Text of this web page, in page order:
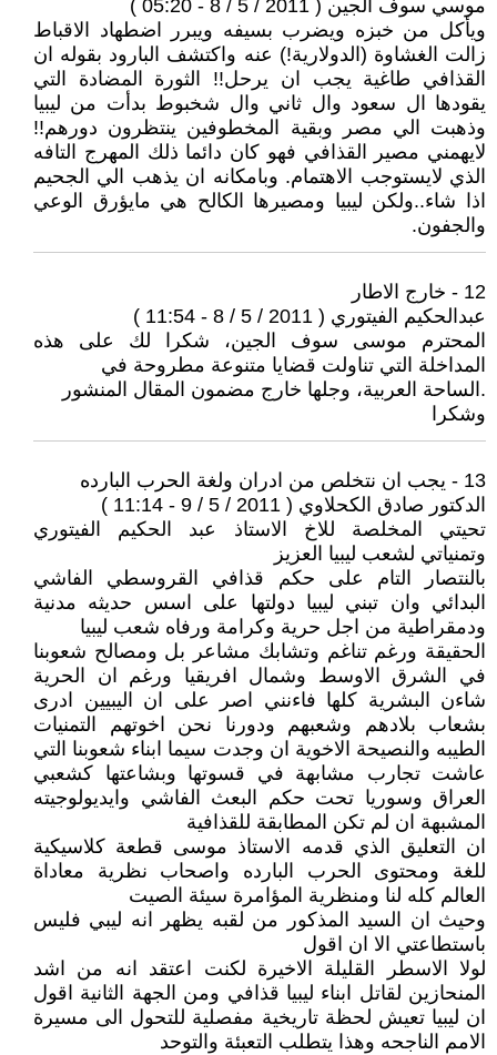
موسي سوف الجين ( 2011 / 5 / 8 - 05:20 )
ويأكل من خبزه ويضرب بسيفه ويبرر اضطهاد الاقباط
زالت الغشاوة (الدولارية!) عنه واكتشف البارود بقوله ان
القذافي طاغية يجب ان يرحل!! الثورة المضادة التي
يقودها ال سعود وال ثاني وال شخبوط بدأت من ليبيا
وذهبت الي مصر وبقية المخطوفين ينتظرون دورهم!!
لايهمني مصير القذافي فهو كان دائما ذلك المهرج التافه
الذي لايستوجب الاهتمام. وبامكانه ان يذهب الي الجحيم
اذا شاء..ولكن ليبيا ومصيرها الكالح هي مايؤرق الوعي
والجفون.
12 - خارج الاطار
عبدالحكيم الفيتوري ( 2011 / 5 / 8 - 11:54 )
المحترم موسى سوف الجين، شكرا لك على هذه
المداخلة التي تناولت قضايا متنوعة مطروحة في
.الساحة العربية، وجلها خارج مضمون المقال المنشور
وشكرا
13 - يجب ان نتخلص من ادران ولغة الحرب البارده
الدكتور صادق الكحلاوي ( 2011 / 5 / 9 - 11:14 )
تحيتي المخلصة للاخ الاستاذ عبد الحكيم الفيتوري
وتمنياتي لشعب ليبيا العزيز
بالنتصار التام على حكم قذافي القروسطي الفاشي
البدائي وان تبني ليبيا دولتها على اسس حديثه مدنية
ودمقراطية من اجل حرية وكرامة ورفاه شعب ليبيا
الحقيقة ورغم تناغم وتشابك مشاعر بل ومصالح شعوبنا
في الشرق الاوسط وشمال افريقيا ورغم ان الحرية
شاءن البشرية كلها فاءنني اصر على ان اليبيين ادرى
بشعاب بلادهم وشعبهم ودورنا نحن اخوتهم التمنيات
الطيبه والنصيحة الاخوية ان وجدت سيما ابناء شعوبنا التي
عاشت تجارب مشابهة في قسوتها وبشاعتها كشعبي
العراق وسوريا تحت حكم البعث الفاشي وايديولوجيته
المشبهة ان لم تكن المطابقة للقذافية
ان التعليق الذي قدمه الاستاذ موسى قطعة كلاسيكية
للغة ومحتوى الحرب البارده واصحاب نظرية معاداة
العالم كله لنا ومنظرية المؤامرة سيئة الصيت
وحيث ان السيد المذكور من لقبه يظهر انه ليبي فليس
باستطاعتي الا ان اقول
لولا الاسطر القليلة الاخيرة لكنت اعتقد انه من اشد
المنحازين لقاتل ابناء ليبيا قذافي ومن الجهة الثانية اقول
ان ليبيا تعيش لحظة تاريخية مفصلية للتحول الى مسيرة
الامم الناجحه وهذا يتطلب التعبئة والتوحد